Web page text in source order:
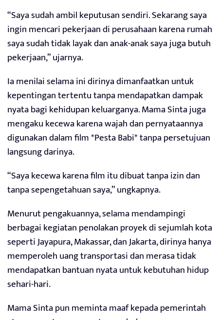
“Saya sudah ambil keputusan sendiri. Sekarang saya
ingin mencari pekerjaan di perusahaan karena rumah
saya sudah tidak layak dan anak-anak saya juga butuh
pekerjaan,” ujarnya.
Ia menilai selama ini dirinya dimanfaatkan untuk
kepentingan tertentu tanpa mendapatkan dampak
nyata bagi kehidupan keluarganya. Mama Sinta juga
mengaku kecewa karena wajah dan pernyataannya
digunakan dalam film *Pesta Babi* tanpa persetujuan
langsung darinya.
“Saya kecewa karena film itu dibuat tanpa izin dan
tanpa sepengetahuan saya,” ungkapnya.
Menurut pengakuannya, selama mendampingi
berbagai kegiatan penolakan proyek di sejumlah kota
seperti Jayapura, Makassar, dan Jakarta, dirinya hanya
memperoleh uang transportasi dan merasa tidak
mendapatkan bantuan nyata untuk kebutuhan hidup
sehari-hari.
Mama Sinta pun meminta maaf kepada pemerintah